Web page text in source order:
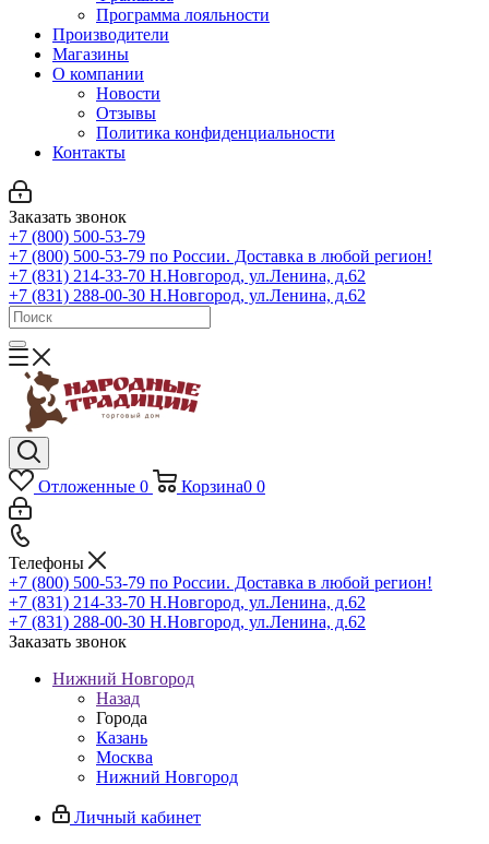
Программа лояльности
Производители
Магазины
О компании
Новости
Отзывы
Политика конфиденциальности
Контакты
Заказать звонок
+7 (800) 500-53-79
+7 (800) 500-53-79 по России. Доставка в любой регион!
+7 (831) 214-33-70 Н.Новгород, ул.Ленина, д.62
+7 (831) 288-00-30 Н.Новгород, ул.Ленина, д.62
Отложенные 0 Корзина0 0
Телефоны
+7 (800) 500-53-79 по России. Доставка в любой регион!
+7 (831) 214-33-70 Н.Новгород, ул.Ленина, д.62
+7 (831) 288-00-30 Н.Новгород, ул.Ленина, д.62
Заказать звонок
Нижний Новгород
Назад
Города
Казань
Москва
Нижний Новгород
Личный кабинет